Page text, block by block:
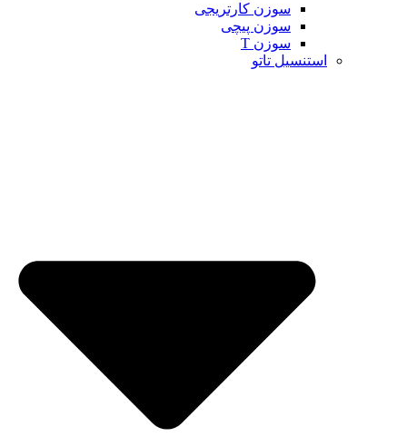
سوزن کارتریجی
سوزن پیچی
سوزن T
استنسیل تاتو